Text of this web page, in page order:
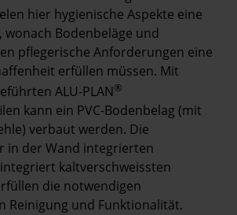
hier hygienische Aspekte eine
wonach Bodenbeläge und
pflegerische Anforderungen eine
erfüllen müssen. Mit
ALU-PLAN®
kann ein PVC-Bodenbelag (mit
verbaut werden. Die
in der Wand integrierten
kaltverschweissten
die notwendigen
Reinigung und Funktionalität.